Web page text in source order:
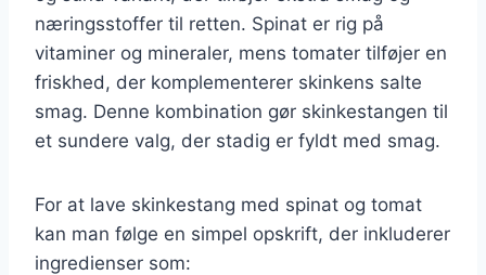
næringsstoffer til retten. Spinat er rig på
vitaminer og mineraler, mens tomater tilføjer en
friskhed, der komplementerer skinkens salte
smag. Denne kombination gør skinkestangen til
et sundere valg, der stadig er fyldt med smag.
For at lave skinkestang med spinat og tomat
kan man følge en simpel opskrift, der inkluderer
ingredienser som: